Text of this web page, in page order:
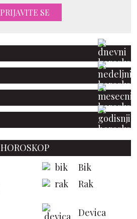
PRIJAVITE SE
HOROSKOP
Bik
Rak
Devica